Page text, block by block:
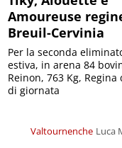
Amoureuse
Breuil-Cervinia
Valtournenche Luca
Per la seconda
estiva, in arena 84
Reinon, 763 Kg, Regina
di giornata